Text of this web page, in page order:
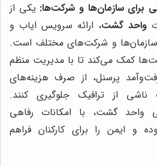
برای سازمان‌ها و شرکت‌ها: یکی از
واحد گشت، ارائه سرویس ایاب و
سازمان‌ها و شرکت‌های مختلف است.
کمک می‌کند تا با مدیریت منظم
پرسنل، از صرف هزینه‌های
از ترافیک جلوگیری کنند.
واحد گشت، با امکانات رفاهی
و ایمن را برای کارکنان فراهم